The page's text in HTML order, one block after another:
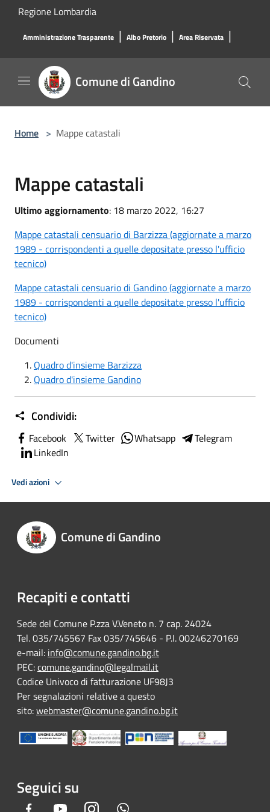
Salta al contenuto principale
Regione Lombardia
Amministrazione Trasparente | Albo Pretorio | Area Riservata |
Comune di Gandino
Home > Mappe catastali
Mappe catastali
Ultimo aggiornamento: 18 marzo 2022, 16:27
Mappe catastali censuario di Barzizza (aggiornate a marzo
1989 - corrispondenti a quelle depositate presso l'ufficio
tecnico)
Mappe catastali censuario di Gandino (aggiornate a marzo
1989 - corrispondenti a quelle depositate presso l'ufficio
tecnico)
Documenti
Quadro d'insieme Barzizza
Quadro d'insieme Gandino
Condividi:
Facebook Twitter Whatsapp
Telegram
LinkedIn
Vedi azioni
Comune di Gandino
Recapiti e contatti
Sede del Comune P.zza V.Veneto n. 7 cap. 24024
Tel. 035/745567 Fax 035/745646 - P.I. 00246270169
e-mail: info@comune.gandino.bg.it
PEC:comune.gandino@legalmail.it
Codice Univoco di fatturazione UF98J3
Per segnalazioni relative a questo
sito:webmaster@comune.gandino.bg.it
Seguici su
Facebook YoutubeInstagram